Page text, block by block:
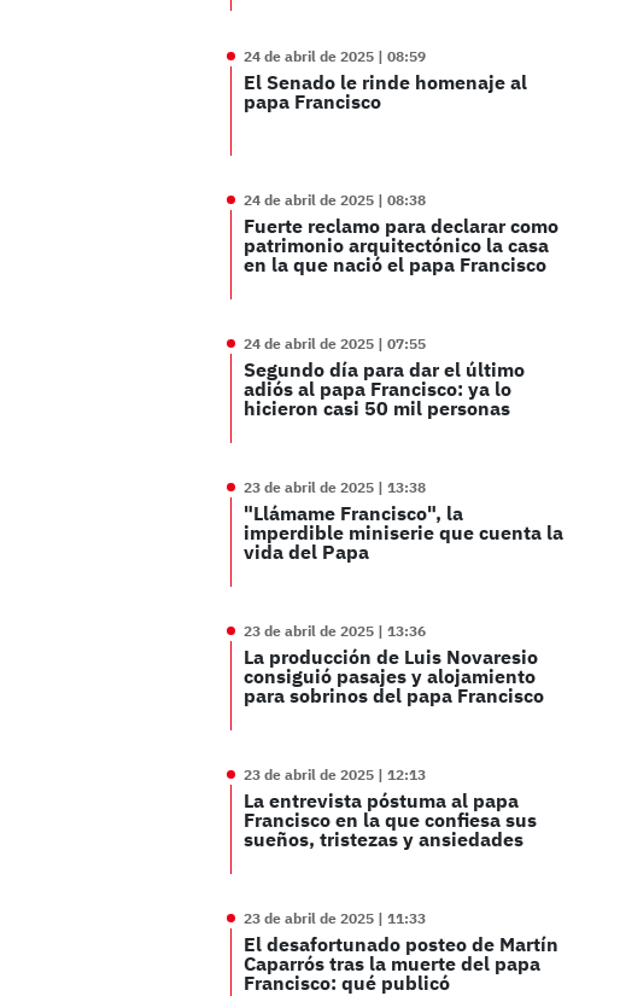
24 de abril de 2025 | 08:59
El Senado le rinde homenaje al
papa Francisco
24 de abril de 2025 | 08:38
Fuerte reclamo para declarar como
patrimonio arquitectónico la casa
en la que nació el papa Francisco
24 de abril de 2025 | 07:55
Segundo día para dar el último
adiós al papa Francisco: ya lo
hicieron casi 50 mil personas
23 de abril de 2025 | 13:38
"Llámame Francisco", la
imperdible miniserie que cuenta la
vida del Papa
23 de abril de 2025 | 13:36
La producción de Luis Novaresio
consiguió pasajes y alojamiento
para sobrinos del papa Francisco
23 de abril de 2025 | 12:13
La entrevista póstuma al papa
Francisco en la que confiesa sus
sueños, tristezas y ansiedades
23 de abril de 2025 | 11:33
El desafortunado posteo de Martín
Caparrós tras la muerte del papa
Francisco: qué publicó